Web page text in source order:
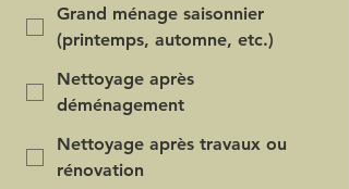
Grand ménage saisonnier
(printemps, automne, etc.)
Nettoyage après
déménagement
Nettoyage après travaux ou
rénovation